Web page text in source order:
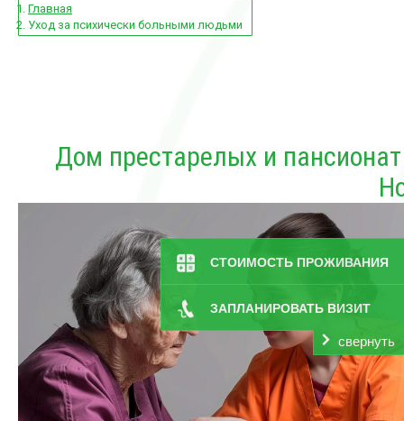
СТОИМОСТЬ ПРОЖИВАНИЯ
ЗАПЛАНИРОВАТЬ ВИЗИТ
свернуть
Главная
Уход за психически больными людьми
Дом престарелых и